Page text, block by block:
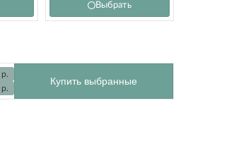
Выбрать
р.
р.
Купить выбранные